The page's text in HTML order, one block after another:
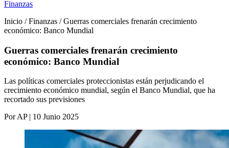
Finanzas
Inicio / Finanzas / Guerras comerciales frenarán crecimiento
económico: Banco Mundial
Guerras comerciales frenarán crecimiento
económico: Banco Mundial
Las políticas comerciales proteccionistas están perjudicando el
crecimiento económico mundial, según el Banco Mundial, que ha
recortado sus previsiones
Por AP | 10 Junio 2025